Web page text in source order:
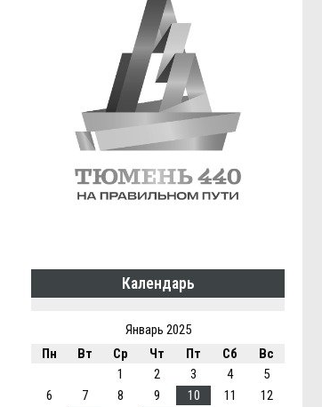
Календарь
Январь 2025
Пн
Вт Ср Чт Пт Сб
Вс
1
2 3 4
5
6
7 8 9 10 11
12